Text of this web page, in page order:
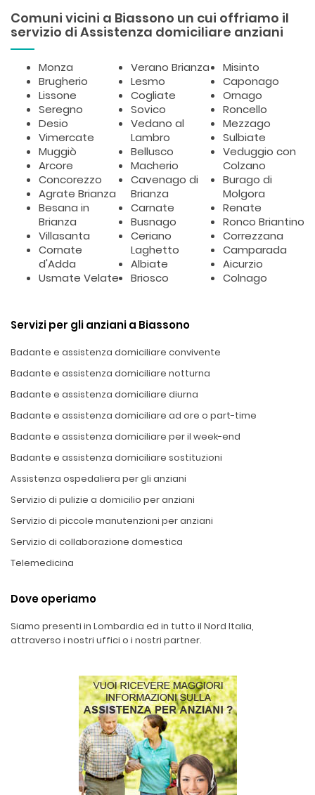
Comuni vicini a Biassono un cui offriamo il
servizio di Assistenza domiciliare anziani
Monza
Brugherio
Lissone
Seregno
Desio
Vimercate
Muggiò
Arcore
Concorezzo
Agrate Brianza
Besana in
Brianza
Villasanta
Cornate
d'Adda
Usmate Velate
Verano Brianza
Lesmo
Cogliate
Sovico
Vedano al
Lambro
Bellusco
Macherio
Cavenago di
Brianza
Carnate
Busnago
Ceriano
Laghetto
Albiate
Briosco
Misinto
Caponago
Ornago
Roncello
Mezzago
Sulbiate
Veduggio con
Colzano
Burago di
Molgora
Renate
Ronco Briantino
Correzzana
Camparada
Aicurzio
Colnago
Servizi per gli anziani a Biassono
Badante e assistenza domiciliare convivente
Badante e assistenza domiciliare notturna
Badante e assistenza domiciliare diurna
Badante e assistenza domiciliare ad ore o part-time
Badante e assistenza domiciliare per il week-end
Badante e assistenza domiciliare sostituzioni
Assistenza ospedaliera per gli anziani
Servizio di pulizie a domicilio per anziani
Servizio di piccole manutenzioni per anziani
Servizio di collaborazione domestica
Telemedicina
Dove operiamo
Siamo presenti in Lombardia ed in tutto il Nord Italia,
attraverso i nostri uffici o i nostri partner.